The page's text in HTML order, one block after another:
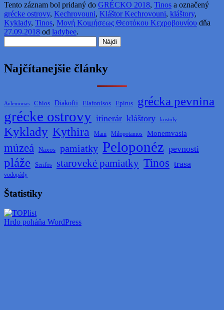
Tento záznam bol pridaný do GRÉCKO 2018, Tinos a označený
grécke ostrovy, Kechrovouni, Kláštor Kechrovouni, kláštory,
Kyklady, Tinos, Μονή Κοιμήσεως Θεοτόκου Κεχροβουνίου dňa
27.09.2018 od ladybee.
Najčítanejšie články
Avlemonas Chios Diakofti Elafonisos Epirus grécka pevnina
grécke ostrovy itinerár kláštory kostoly
Kyklady Kythira Mani Milopotamos Monemvasia
múzeá Naxos pamiatky Peloponéz pevnosti
pláže Serifos staroveké pamiatky Tinos trasa
vodopády
Štatistiky
Hrdo poháňa WordPress